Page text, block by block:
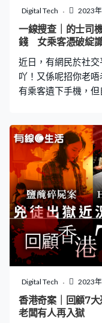
凶殘行為，但從法
行為，並表示「分
人，尤其是把頭、
大成亦提到，蔡天鳳
Digital Tech 2023
一線搜查｜的士司
錢 女乘客憑破綻
近日，有網民於社
吖！又係呢招你老
有乘客遺下手機，
局。 司機聲稱客人
Facebook群組「車
車見佢冇行車證冇
喂大佬吖！又係呢
主在乘搭的士途中
（客人）去廣州嘛
為怕客人隨時回來
到客人致電。 稱不
因自己不懂操作涉
機：「佢有冇較靜
嚟，我聽唔到」。
啊，假嘅部電話」
「假嘅部電話」，
Digital Tech 2023
香港奇案｜回顧7
老闆有人再入獄